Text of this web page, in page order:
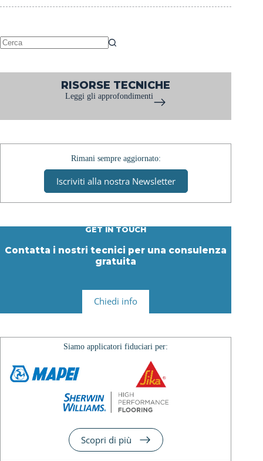
Resistenti
e
Hyjet
Prima
PavimentiRISORSE TECNICHE
Leggi gli approfondimenti
Rimani sempre aggiornato:
Iscriviti alla nostra Newsletter
GET IN TOUCH
Contatta i nostri tecnici per una consulenza
gratuita
Chiedi info
Siamo applicatori fiduciari per:
Scopri di più